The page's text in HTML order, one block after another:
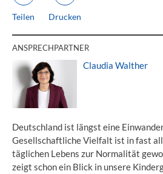
Teilen Drucken
ANSPRECHPARTNER
Claudia Walther
Deutschland ist längst eine
Gesellschaftliche Vielfalt ist in fast
täglichen Lebens zur Normalität
zeigt schon ein Blick in unsere